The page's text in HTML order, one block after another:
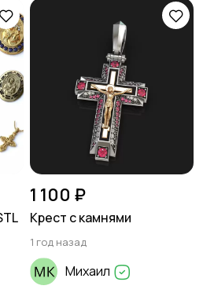
1 100 ₽
Крест с камнями
1 год назад
Михаил